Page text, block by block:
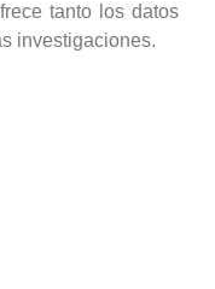
tanto los datos
investigaciones.